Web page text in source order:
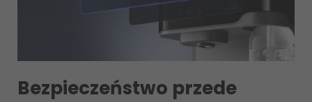
Bezpieczeństwo przede